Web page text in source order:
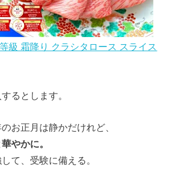
級 霜降り クラシタロース スライス
るとします。
お正月は静かだけれど、
やかに。
て、受験に備える。